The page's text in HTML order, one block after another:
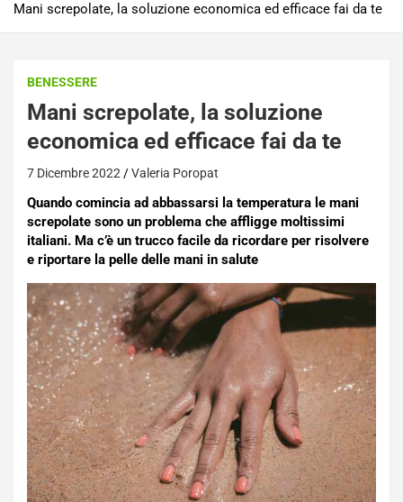
Mani screpolate, la soluzione economica ed efficace fai da te
BENESSERE
Mani screpolate, la soluzione
economica ed efficace fai da te
7 Dicembre 2022 Valeria Poropat
Quando comincia ad abbassarsi la temperatura le mani
screpolate sono un problema che affligge moltissimi
italiani. Ma c’è un trucco facile da ricordare per risolvere
e riportare la pelle delle mani in salute